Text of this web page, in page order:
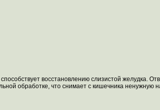
восстановлению слизистой желудка.
обработке, что снимает с кишечника ненужную